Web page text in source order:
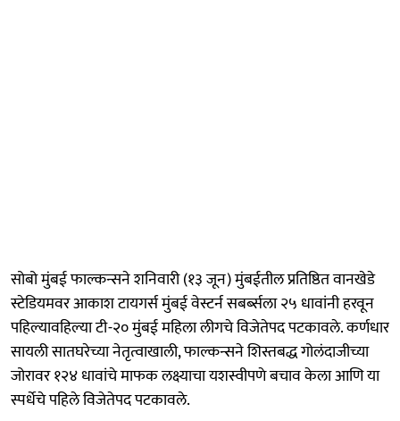
सोबो मुंबई फाल्कन्सने शनिवारी (१३ जून) मुंबईतील प्रतिष्ठित वानखेडे
स्टेडियमवर आकाश टायगर्स मुंबई वेस्टर्न सबर्ब्सला २५ धावांनी हरवून
पहिल्यावहिल्या टी-२० मुंबई महिला लीगचे विजेतेपद पटकावले. कर्णधार
सायली सातघरेच्या नेतृत्वाखाली, फाल्कन्सने शिस्तबद्ध गोलंदाजीच्या
जोरावर १२४ धावांचे माफक लक्ष्याचा यशस्वीपणे बचाव केला आणि या
स्पर्धेचे पहिले विजेतेपद पटकावले.